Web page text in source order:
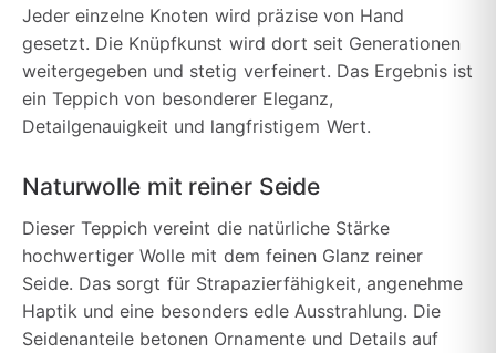
Jeder einzelne Knoten wird präzise von Hand
gesetzt. Die Knüpfkunst wird dort seit Generationen
weitergegeben und stetig verfeinert. Das Ergebnis ist
ein Teppich von besonderer Eleganz,
Detailgenauigkeit und langfristigem Wert.
Naturwolle mit reiner Seide
Dieser Teppich vereint die natürliche Stärke
hochwertiger Wolle mit dem feinen Glanz reiner
Seide. Das sorgt für Strapazierfähigkeit, angenehme
Haptik und eine besonders edle Ausstrahlung. Die
Seidenanteile betonen Ornamente und Details auf